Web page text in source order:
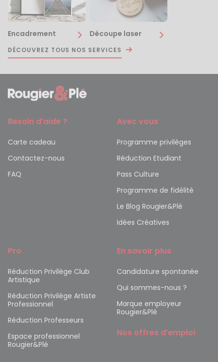
Encadrement Découpe laser
DÉCOUVREZ TOUS NOS SERVICES
Besoin d’aide ?
Carte cadeau
Contactez-nous
FAQ
Avec vous
Programme privilèges
Réduction Etudiant
Pass Culture
Programme de fidélité
Le Blog Rougier&Plé
Idées Créatives
Pro
Réduction Privilège Club
Artistique
Réduction Privilège Artiste
Professionnel
Réduction Professeurs
Espace professionnel
Rougier&Plé
En savoir plus
Candidature spontanée
Qui sommes-nous ?
Marque employeur
Rougier&Plé
Nos offres d’emploi